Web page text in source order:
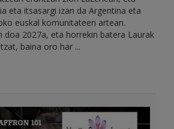
eta itsasargi izan da Argentina eta
euskal komunitateen artean.
doa 2027a, eta horrekin batera Laurak
baina oro har ...